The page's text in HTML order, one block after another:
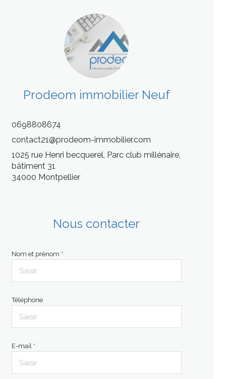
Prodeom immobilier Neuf
0698808674
contact21@prodeom-immobilier.com
1025 rue Henri becquerel, Parc club millénaire,
bâtiment 31
34000 Montpellier
Nous contacter
Nom et prénom *
Téléphone
E-mail *